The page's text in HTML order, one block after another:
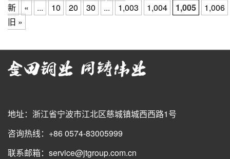
新
« ... 10 20 30 ... 1,003 1,004 1,005
1,006
旧 »
地址：浙江省宁波市江北区慈城镇城西西路1号
咨询热线：+86 0574-83005999
联系邮箱：service@jtgroup.com.cn